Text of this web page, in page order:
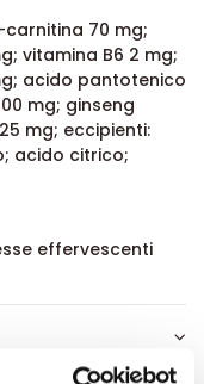
70 mg;
vitamina B6 2 mg;
acido pantotenico
mg; ginseng
mg; eccipienti:
acido citrico;
effervescenti